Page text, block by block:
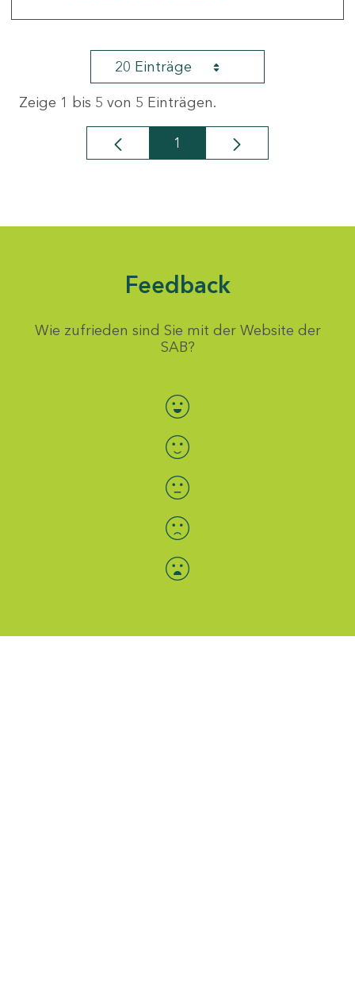
20 Einträge
Zeige 1 bis 5 von 5 Einträgen.
Seite
1
Feedback
Wie zufrieden sind Sie mit der Website der
SAB?
Bewertung auswählen